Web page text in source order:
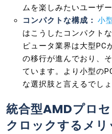
ムを楽しみたいユーザ
コンパクトな構成： 小
はこうしたコンパクト
ピュータ業界は大型PC
の移行が進んでおり、
ています。より小型の
な選択肢と言えるでしょ
統合型AMDプロ
クロックするメリ